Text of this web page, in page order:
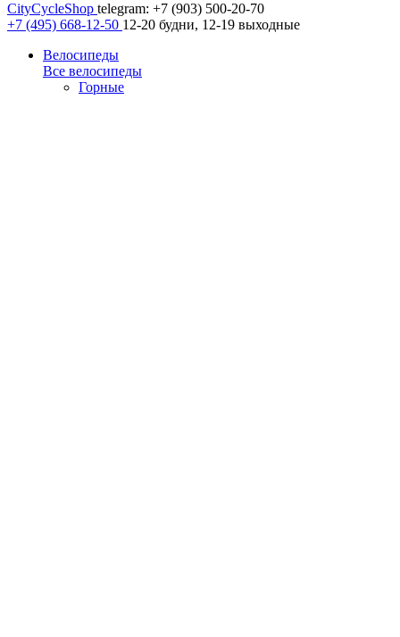
CityCycleShop telegram: +7 (903) 500-20-70
+7 (495) 668-12-50 12-20 будни, 12-19 выходные
Велосипеды
Все велосипеды
Горные